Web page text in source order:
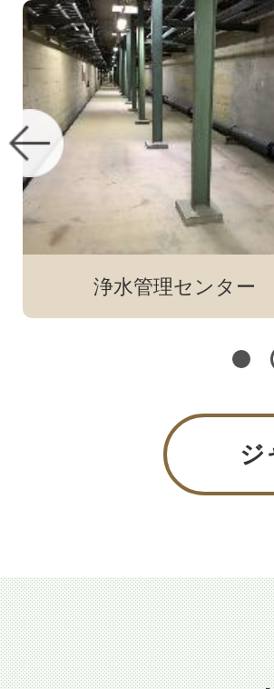
2
枚
目
の
ス
ラ
イ
ド
浄水管理センター
ジ